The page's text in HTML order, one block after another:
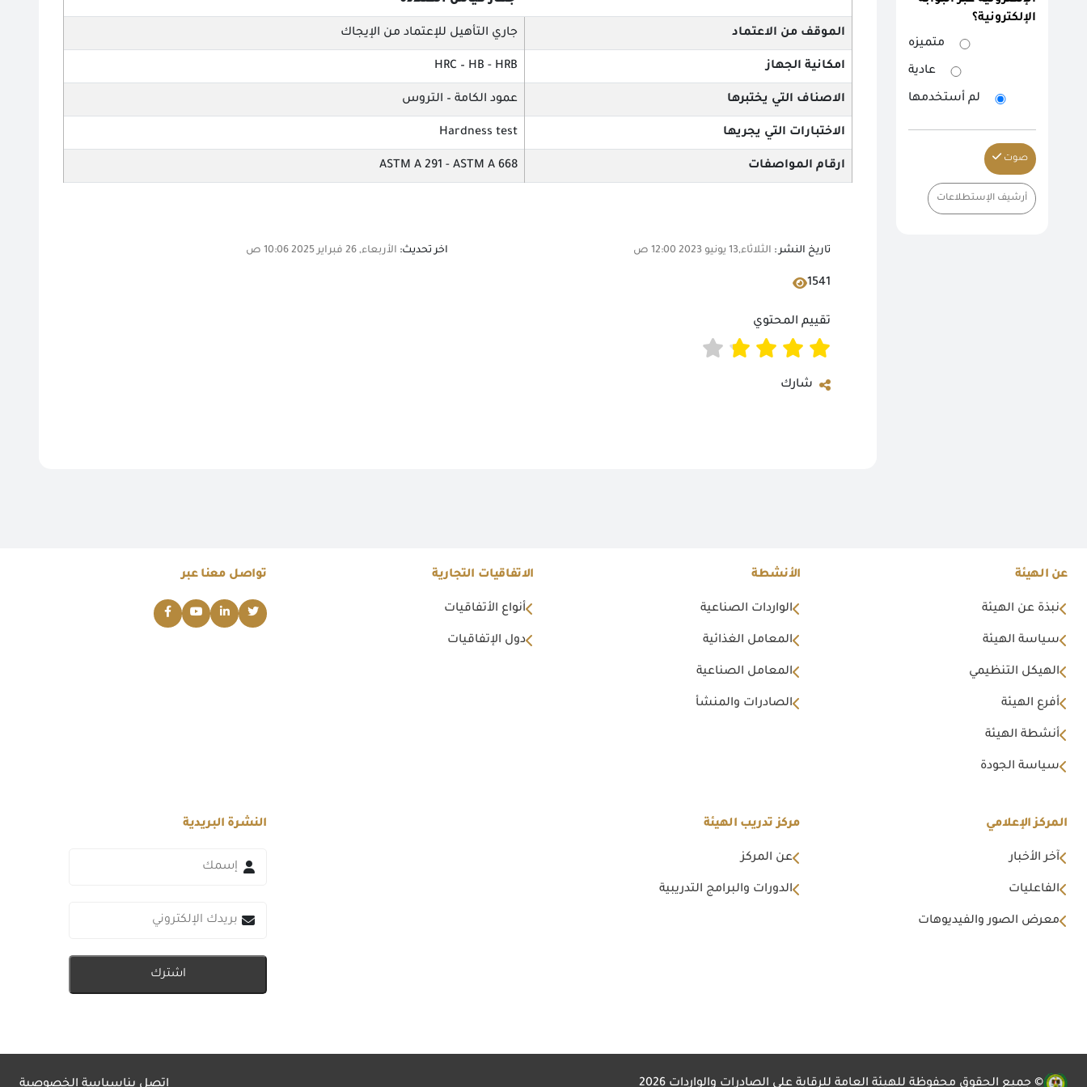
الإلكترونية؟
متميزه
عادية
لم أستخدمها
صوت
أرشيف الإستطلاعات
الموقف من الاعتماد جاري التأهيل للإعتماد من الإيجاك
امكانية الجهاز HRC – HB - HRB
الاصناف التي يختبرها عمود الكامة – التروس
الاختبارات التي يجريها Hardness test
ارقام المواصفات ASTM A 291 - ASTM A 668
تاريخ النشر : الثلاثاء,13 يونيو 2023 12:00 ص اخر تحديث: الأربعاء, 26 فبراير 2025 10:06 ص
1541
تقييم المحتوي
شارك
عن الهيئة
نبذة عن الهيئة
سياسة الهيئة
الهيكل التنظيمي
أفرع الهيئة
أنشطة الهيئة
سياسة الجودة
الأنشطة
الواردات الصناعية
المعامل الغذائية
المعامل الصناعية
الصادرات والمنشأ
الاتفاقيات التجارية
أنواع الأتفاقيات
دول الإتفاقيات
تواصل معنا عبر
المركز الإعلامي
آخر الأخبار
الفاعليات
معرض الصور والفيديوهات
مركز تدريب الهيئة
عن المركز
الدورات والبرامج التدريبية
النشرة البريدية
اشترك
© جميع الحقوق محفوظة للهيئة العامة للرقابة علي الصادرات والواردات 2026 اتصل بناسياسة الخصوصية